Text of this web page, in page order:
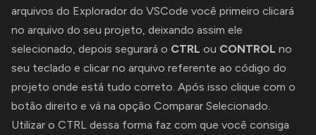
arquivos do Explorador do VSCode você primeiro clicará
no arquivo do seu projeto, deixando assim ele
selecionado, depois segurará o CTRL ou CONTROL no
seu teclado e clicar no arquivo referente ao código do
projeto onde está tudo correto. Após isso clique com o
botão direito e vá na opção Comparar Selecionado.
Utilizar o CTRL dessa forma faz com que você consiga